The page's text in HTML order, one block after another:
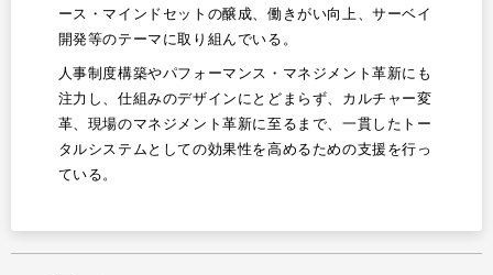
ース・マインドセットの醸成、働きがい向上、サーベイ
開発等のテーマに取り組んでいる。
人事制度構築やパフォーマンス・マネジメント革新にも
注力し、仕組みのデザインにとどまらず、カルチャー変
革、現場のマネジメント革新に至るまで、一貫したトー
タルシステムとしての効果性を高めるための支援を行っ
ている。